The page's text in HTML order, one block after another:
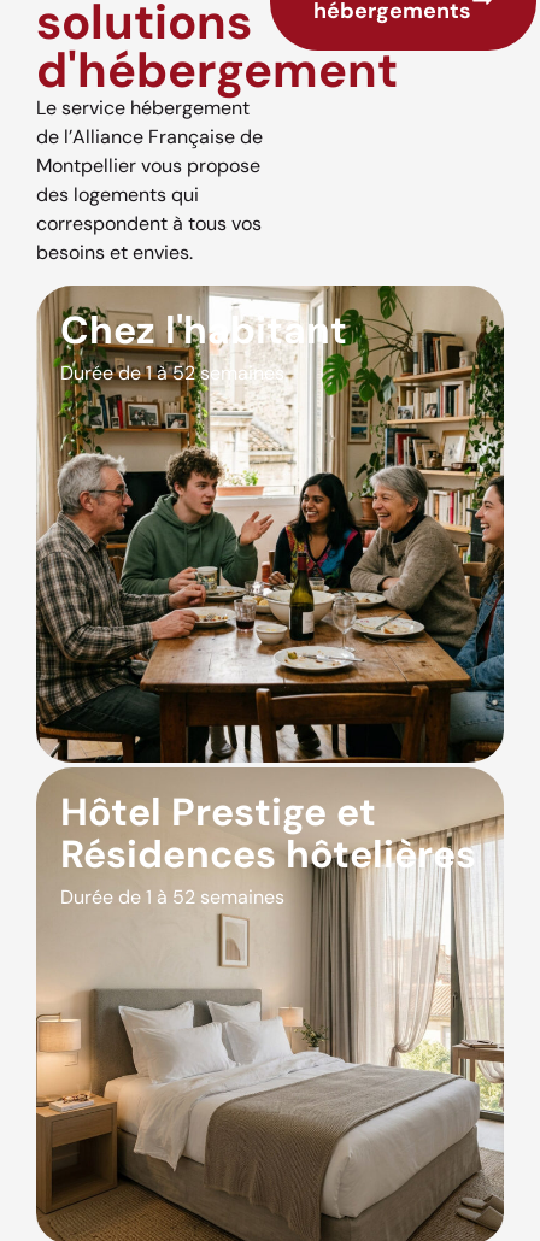
solutions
d'hébergement
Le service hébergement
de l’Alliance Française de
Montpellier vous propose
des logements qui
correspondent à tous vos
besoins et envies.
hébergements
Chez l'habitant
Durée de 1 à 52 semaines
Hôtel Prestige et
Résidences hôtelières
Durée de 1 à 52 semaines